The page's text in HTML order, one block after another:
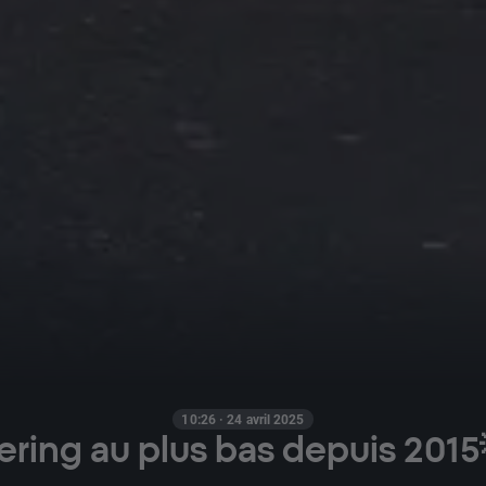
10:26 · 24 avril 2025
au plus bas depuis